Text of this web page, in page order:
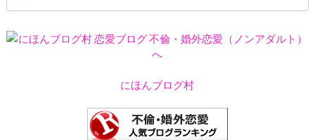
にほんブログ村